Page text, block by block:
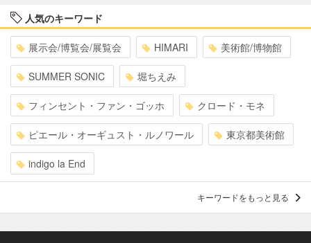
人気のキーワード
展示会/博覧会/展覧会 HIMARI 美術館/博物館
SUMMER SONIC 堀ちえみ
フィンセント・ファン・ゴッホ クロード・モネ
ピエール・オーギュスト・ルノワール 東京都美術館
indigo la End
キーワードをもっと見る